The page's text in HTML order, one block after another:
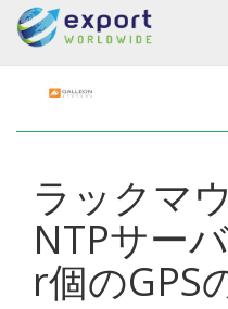
ラックマ
NTPサー
r個のGPS